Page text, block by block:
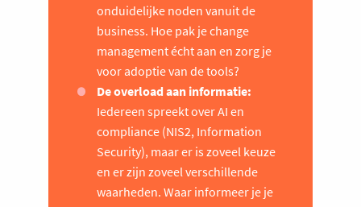
onduidelijke noden vanuit de
business. Hoe pak je change
management écht aan en zorg je
voor adoptie van de tools?
De overload aan informatie:
Iedereen spreekt over AI en
compliance (NIS2, Information
Security), maar er is zoveel keuze
en er zijn zoveel verschillende
waarheden. Waar informeer je je